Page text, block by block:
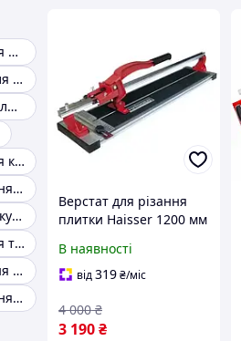
Верстат для різання плитки
Водяний верстат для різання плитки
Система різання великоформатної плитки
Верстат для різання керамічної плитки
Верстати для різання керамограніта
Різання плитки під кутом
Верстат для різання тротуарної плитки
Машина для різання плитки
Пристрій для різання плитки
Верстат для різання
плитки Haisser 1200 мм
системою та лінійкою
товщина різу до 12 мм
В наявності
від319₴/міс
3 190₴
4 000 ₴